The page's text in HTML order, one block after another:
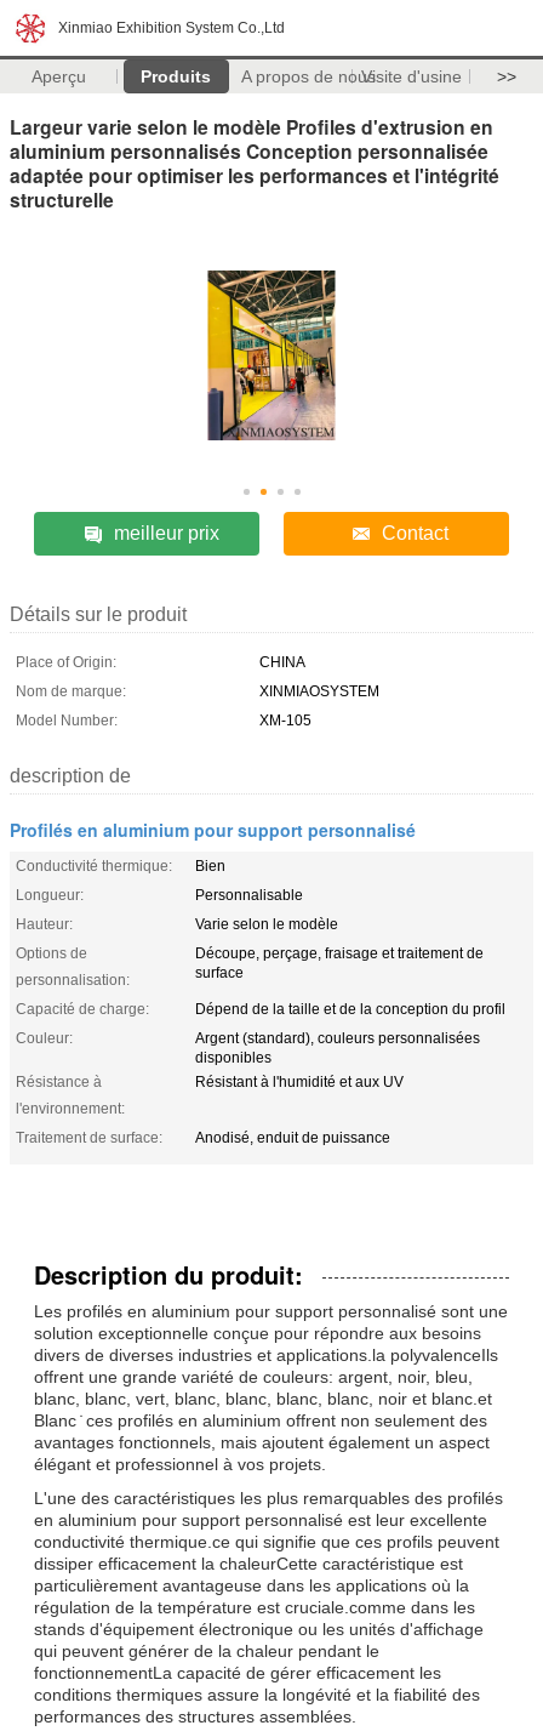
Xinmiao Exhibition System Co.,Ltd
Aperçu Produits A propos de nousVisite d'usine >>
Largeur varie selon le modèle Profiles d'extrusion en
aluminium personnalisés Conception personnalisée
adaptée pour optimiser les performances et l'intégrité
structurelle
meilleur prix Contact
Détails sur le produit
Place of Origin:
CHINA
Nom de marque:
XINMIAOSYSTEM
Model Number:
XM-105
description de
Profilés en aluminium pour support personnalisé
Conductivité thermique:
Bien
Longueur:
Personnalisable
Hauteur:
Varie selon le modèle
Options de
personnalisation:
Découpe, perçage, fraisage et traitement de
surface
Capacité de charge:
Dépend de la taille et de la conception du profil
Couleur:
Argent (standard), couleurs personnalisées
disponibles
Résistance à
l'environnement:
Résistant à l'humidité et aux UV
Traitement de surface: Anodisé, enduit de puissance
Description du produit:
Les profilés en aluminium pour support personnalisé sont une
solution exceptionnelle conçue pour répondre aux besoins
divers de diverses industries et applications.la polyvalenceIls
offrent une grande variété de couleurs: argent, noir, bleu,
blanc, blanc, vert, blanc, blanc, blanc, blanc, noir et blanc.et
Blanc ̇ ces profilés en aluminium offrent non seulement des
avantages fonctionnels, mais ajoutent également un aspect
élégant et professionnel à vos projets.
L'une des caractéristiques les plus remarquables des profilés
en aluminium pour support personnalisé est leur excellente
conductivité thermique.ce qui signifie que ces profils peuvent
dissiper efficacement la chaleurCette caractéristique est
particulièrement avantageuse dans les applications où la
régulation de la température est cruciale.comme dans les
stands d'équipement électronique ou les unités d'affichage
qui peuvent générer de la chaleur pendant le
fonctionnementLa capacité de gérer efficacement les
conditions thermiques assure la longévité et la fiabilité des
performances des structures assemblées.